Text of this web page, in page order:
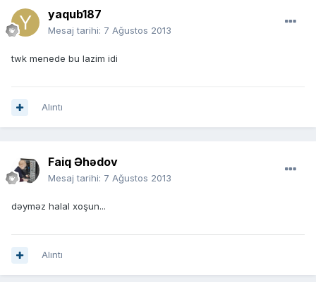
yaqub187
Mesaj tarihi: 7 Ağustos 2013
twk menede bu lazim idi
Alıntı
Faiq Əhədov
Mesaj tarihi: 7 Ağustos 2013
dəyməz halal xoşun...
Alıntı